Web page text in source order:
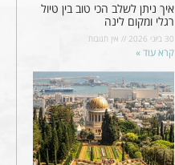
איך ניתן לשלב הכי טוב בין טיול
רגלי ומקום לינה
30 ביוני 2026 אין תגובות
קרא עוד »